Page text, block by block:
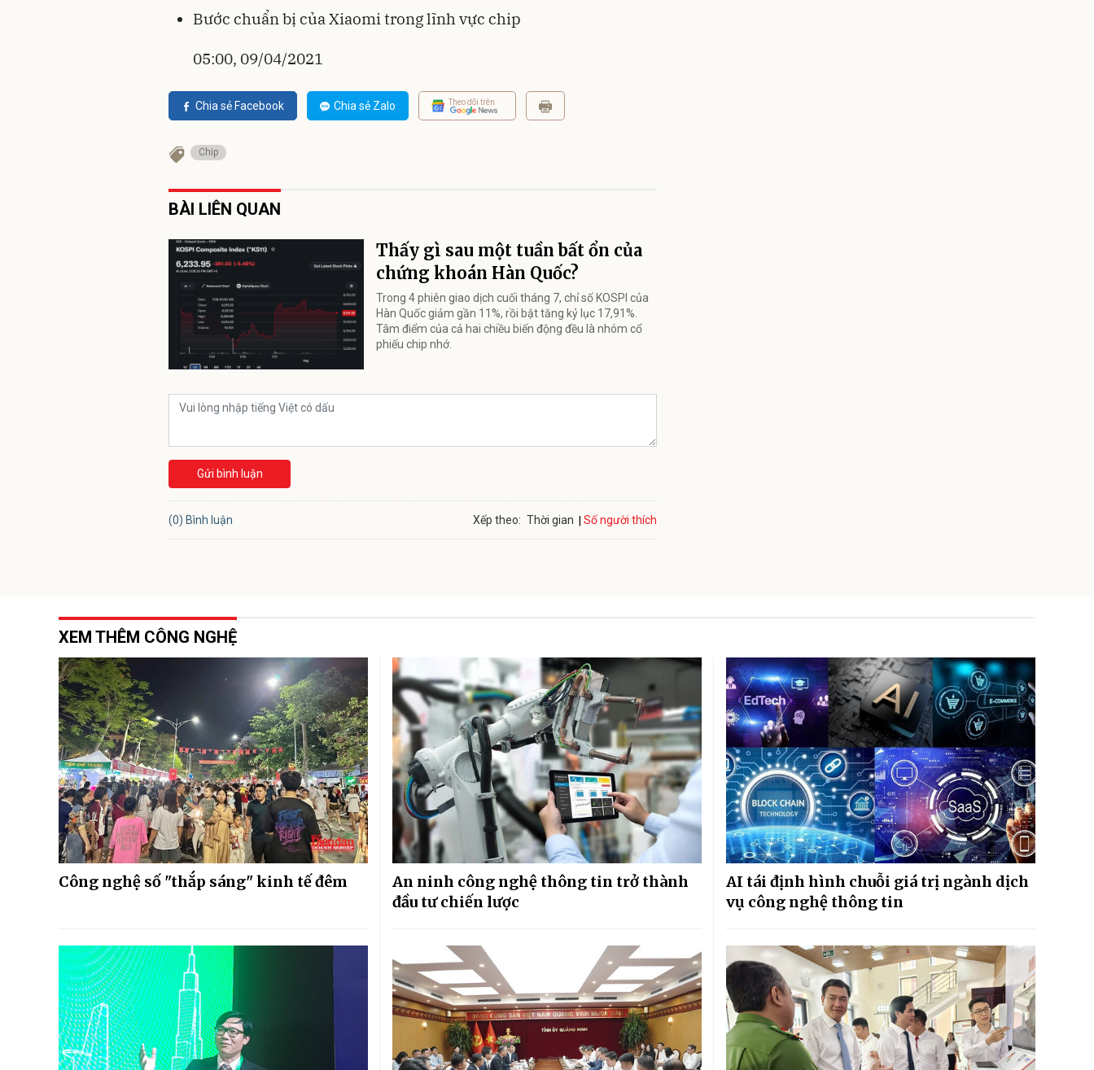
Bước chuẩn bị của Xiaomi trong lĩnh vực chip
05:00, 09/04/2021
Chia sẻ Facebook Chia sẻ Zalo Theo dõi trên
Chip
BÀI LIÊN QUAN
Thấy gì sau một tuần bất ổn của
chứng khoán Hàn Quốc?
Trong 4 phiên giao dịch cuối tháng 7, chỉ số KOSPI của
Hàn Quốc giảm gần 11%, rồi bật tăng kỷ lục 17,91%.
Tâm điểm của cả hai chiều biến động đều là nhóm cổ
phiếu chip nhớ.
Gửi bình luận
(0) Bình luận Xếp theo: Thời gian Số người thích
XEM THÊM CÔNG NGHỆ
Công nghệ số "thắp sáng" kinh tế đêm
An ninh công nghệ thông tin trở thành
đầu tư chiến lược
AI tái định hình chuỗi giá trị ngành dịch
vụ công nghệ thông tin